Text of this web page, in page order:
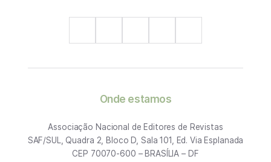
Onde estamos
Associação Nacional de Editores de Revistas
SAF/SUL, Quadra 2, Bloco D, Sala 101, Ed. Via Esplanada
CEP 70070-600 – BRASÍLIA – DF